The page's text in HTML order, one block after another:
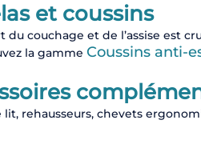
et coussins
du couchage et de l’assise est
la gamme Coussins anti-
lit, rehausseurs, chevets